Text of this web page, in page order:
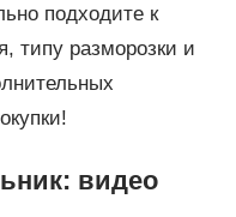
подходите к
типу разморозки и
видео